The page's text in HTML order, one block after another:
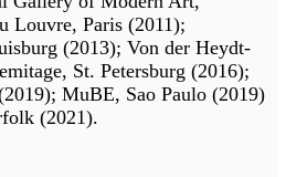
Louvre, Paris (2011);
(2013); Von der Heydt-
St. Petersburg (2016);
MuBE, Sao Paulo (2019)
(2021).